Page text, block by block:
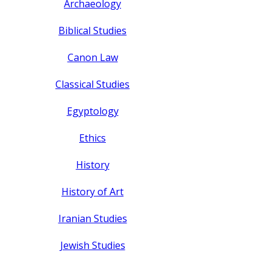
Archaeology
Biblical Studies
Canon Law
Classical Studies
Egyptology
Ethics
History
History of Art
Iranian Studies
Jewish Studies